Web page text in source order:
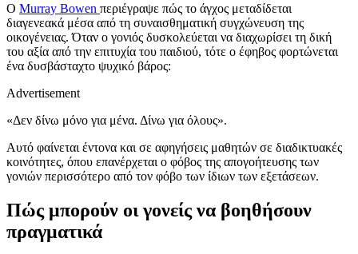
Ο Murray Bowen περιέγραψε πώς το άγχος μεταδίδεται
διαγενεακά μέσα από τη συναισθηματική συγχώνευση της
οικογένειας. Όταν ο γονιός δυσκολεύεται να διαχωρίσει τη δική
του αξία από την επιτυχία του παιδιού, τότε ο έφηβος φορτώνεται
ένα δυσβάσταχτο ψυχικό βάρος:
Advertisement
«Δεν δίνω μόνο για μένα. Δίνω για όλους».
Αυτό φαίνεται έντονα και σε αφηγήσεις μαθητών σε διαδικτυακές
κοινότητες, όπου επανέρχεται ο φόβος της απογοήτευσης των
γονιών περισσότερο από τον φόβο των ίδιων των εξετάσεων.
Πώς μπορούν οι γονείς να βοηθήσουν
πραγματικά